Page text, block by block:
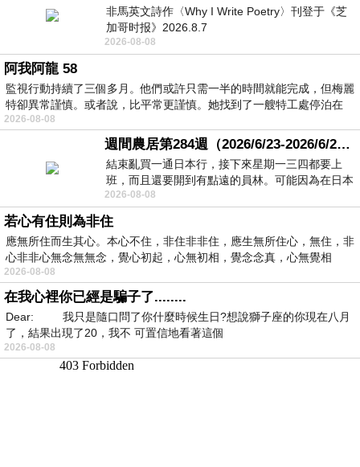
非馬英文詩作〈Why I Write Poetry〉刊登于《芝
加哥时报》2026.8.7
2026-08-08
阿我阿龍 58
監視行動持續了三個多月。他們或許只需一半的時間就能完成，但梅麗
特卻異常謹慎。或者說，比平常更謹慎。她找到了一艘特工處停泊在
2026-08-08
週間農居第284週（2026/6/23-2026/6/24) 夏至 金黃稻浪洋溢豐收喜悅
結束亂買一通日本行，接下來星期一三四都要上
班，而且還要開到有點遠的員林。可能因為在日本
花不少錢，星期一出門上班時，心裡沒有一
2026-08-08
若心有住則為非住
應無所住而生其心。本心不住，非住非非住，應生無所住心，無住，非
心非非心無念無無念，覺心初起，心無初相，覺念念真，心無覺相
2026-08-08
在我心裡你已經是騙子了........
Dear: 我只是隨口問了你什麼時候生日?想說獅子座的你現在八月
了，結果出現了20，我不 可置信地看著這個
2026-08-08